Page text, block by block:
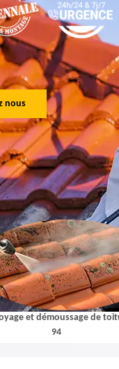
nous
et démoussage de
94